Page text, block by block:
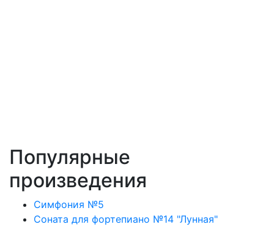
Популярные
произведения
Симфония №5
Соната для фортепиано №14 "Лунная"